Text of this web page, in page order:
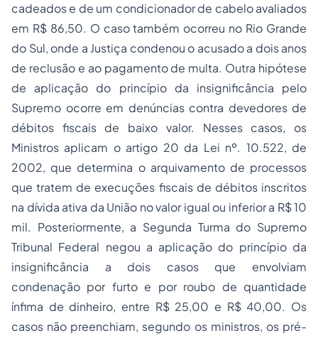
cadeados e de um condicionador de cabelo avaliados
em R$ 86,50. O caso também ocorreu no Rio Grande
do Sul, onde a Justiça condenou o acusado a dois anos
de reclusão e ao pagamento de multa. Outra hipótese
de aplicação do princípio da insignificância pelo
Supremo ocorre em denúncias contra devedores de
débitos fiscais de baixo valor. Nesses casos, os
Ministros aplicam o artigo 20 da Lei nº. 10.522, de
2002, que determina o arquivamento de processos
que tratem de execuções fiscais de débitos inscritos
na dívida ativa da União no valor igual ou inferior a R$ 10
mil. Posteriormente, a Segunda Turma do Supremo
Tribunal Federal negou a aplicação do princípio da
insignificância a dois casos que envolviam
condenação por furto e por roubo de quantidade
ínfima de dinheiro, entre R$ 25,00 e R$ 40,00. Os
casos não preenchiam, segundo os ministros, os pré-